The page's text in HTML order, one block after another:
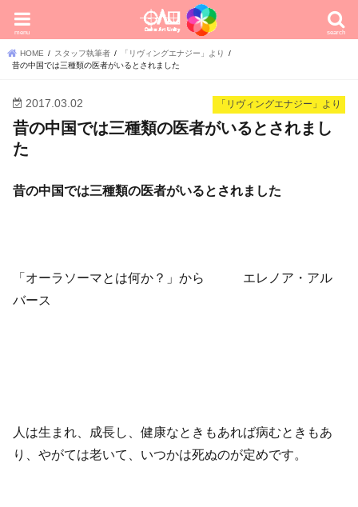
search
menu
HOME スタッフ執筆者
「リヴィングエナジー」より
昔の中国では三種類の医者がいるとされました
「リヴィングエナジー」より
2017.03.02
昔の中国では三種類の医者がいるとされまし
た
昔の中国では三種類の医者がいるとされました
「オーラソーマとは何か？」から エレノア・アル
バース
人は生まれ、成長し、健康なときもあれば病むときもあ
り、やがては老いて、いつかは死ぬのが定めです。